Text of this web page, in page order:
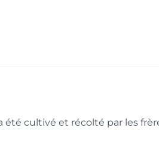
été cultivé et récolté par les